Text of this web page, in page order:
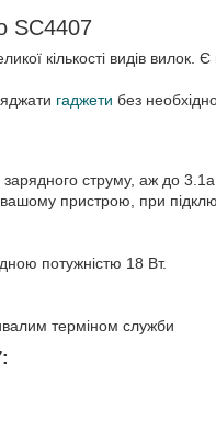
SC4407
кількості видів вилок.
гаджети без
струму, аж до
пристрою, при
потужністю 18 Вт.
терміном служби